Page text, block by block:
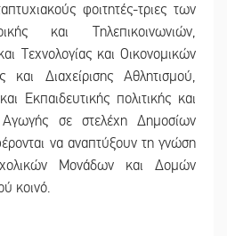
φοιτητές-τριες των
και Τηλεπικοινωνιών,
Τεχνολογίας και Οικονομικών
Διαχείρισης Αθλητισμού,
Εκπαιδευτικής πολιτικής και
σε στελέχη Δημοσίων
να αναπτύξουν τη γνώση
Μονάδων και Δομών
κοινό.